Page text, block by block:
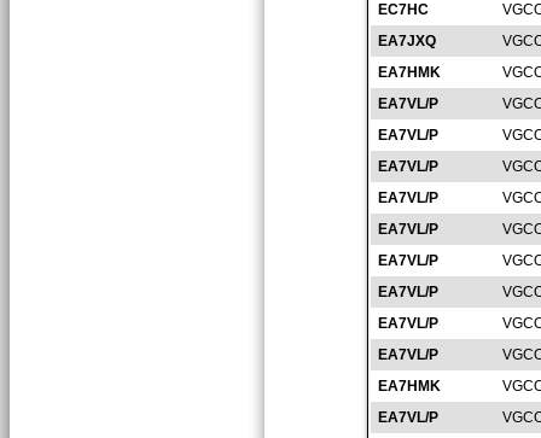
EC7HC
EA7JXQ
EA7HMK
EA7VL/P
EA7VL/P
EA7VL/P
EA7VL/P
EA7VL/P
EA7VL/P
EA7VL/P
EA7VL/P
EA7VL/P
EA7HMK
EA7VL/P